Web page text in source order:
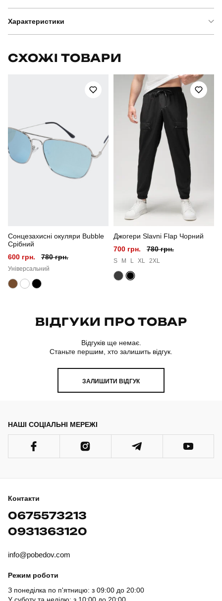
Характеристики
SOhr444Lyeba
для повсякденного носіння
чоловічий
Стиль повсякденний
жовто-чорний
Матеріал двонитка
Склад тканини 80% бавовна, 15% поліестер, 5% еластан
Країна - виробник
СХОЖІ ТОВАРИ
Сонцезахисні окуляри Bubble
Срібний
600 грн.
780 грн.
Універсальний
Джогери Slavni Flap Чорний
700 грн.
780 грн.
S M L XL 2XL
ВІДГУКИ ПРО ТОВАР
Відгуків ще немає.
Станьте першим, хто залишить відгук.
ЗАЛИШИТИ ВІДГУК
НАШІ СОЦІАЛЬНІ МЕРЕЖІ
Контакти
0675573213
0931363120
info@pobedov.com
Режим роботи
З понеділка по п'ятницю: з 09:00 до 20:00